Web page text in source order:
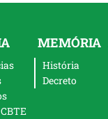
MEMÓRIA
História
Decreto